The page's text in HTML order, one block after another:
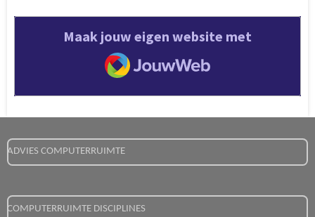
Maak jouw eigen website met
JouwWeb
ADVIES COMPUTERRUIMTE
COMPUTERRUIMTE DISCIPLINES